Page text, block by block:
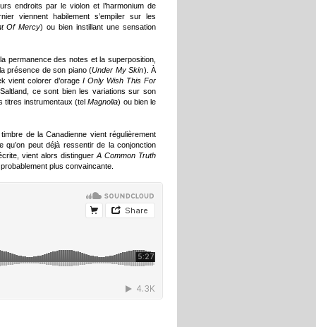
endroits par le violon et l’harmonium de
viennent habilement s’empiler sur les
Of Mercy) ou bien instillant une sensation
permanence des notes et la superposition,
présence de son piano (Under My Skin). À
vient colorer d’orage I Only Wish This For
ce sont bien les variations sur son
titres instrumentaux (telMagnolia) ou bien le
de la Canadienne vient régulièrement
peut déjà ressentir de la conjonction
vient alors distinguer A Common Truth
plus convaincante.